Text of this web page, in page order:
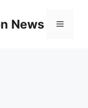
News Menu